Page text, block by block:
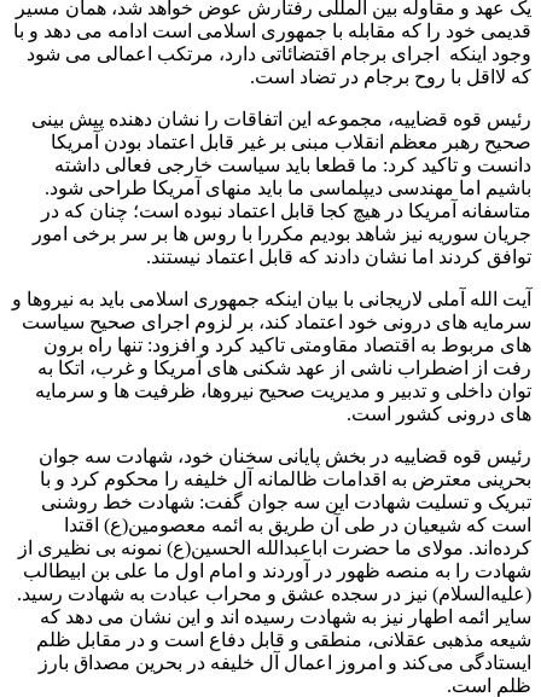
یک عهد و مقاوله بین المللی رفتارش عوض خواهد شد، همان مسیر
قدیمی خود را که مقابله با جمهوری اسلامی است ادامه می دهد و با
وجود اینکه اجرای برجام اقتضائاتی دارد، مرتکب اعمالی می شود
که لااقل با روح برجام در تضاد است.
رئیس قوه قضاییه، مجموعه این اتفاقات را نشان دهنده پیش بینی
صحیح رهبر معظم انقلاب مبنی بر غیر قابل اعتماد بودن آمریکا
دانست و تاکید کرد: ما قطعا باید سیاست خارجی فعالی داشته
باشیم اما مهندسی دیپلماسی ما باید منهای آمریکا طراحی شود.
متاسفانه آمریکا در هیچ کجا قابل اعتماد نبوده است؛ چنان که در
جریان سوریه نیز شاهد بودیم مکررا با روس ها بر سر برخی امور
توافق کردند اما نشان دادند که قابل اعتماد نیستند.
آیت الله آملی لاریجانی با بیان اینکه جمهوری اسلامی باید به نیروها و
سرمایه های درونی خود اعتماد کند، بر لزوم اجرای صحیح سیاست
های مربوط به اقتصاد مقاومتی تاکید کرد و افزود: تنها راه برون
رفت از اضطراب ناشی از عهد شکنی های آمریکا و غرب، اتکا به
توان داخلی و تدبیر و مدیریت صحیح نیروها، ظرفیت ها و سرمایه
های درونی کشور است.
رئیس قوه قضاییه در بخش پایانی سخنان خود، شهادت سه جوان
بحرینی معترض به اقدامات ظالمانه آل خلیفه را محکوم کرد و با
تبریک و تسلیت شهادت این سه جوان گفت: شهادت خط روشنی
است که شیعیان در طی آن طریق به ائمه معصومین(ع) اقتدا
کرده‌اند. مولای ما حضرت اباعبدالله الحسین(ع) نمونه بی نظیری از
شهادت را به منصه ظهور در آوردند و امام اول ما علی بن ابیطالب
(علیه‌السلام) نیز در سجده عشق و محراب عبادت به شهادت رسید.
سایر ائمه اطهار نیز به شهادت رسیده اند و این نشان می دهد که
شیعه مذهبی عقلانی، منطقی و قابل دفاع است و در مقابل ظلم
ایستادگی می‌کند و امروز اعمال آل خلیفه در بحرین مصداق بارز
ظلم است.